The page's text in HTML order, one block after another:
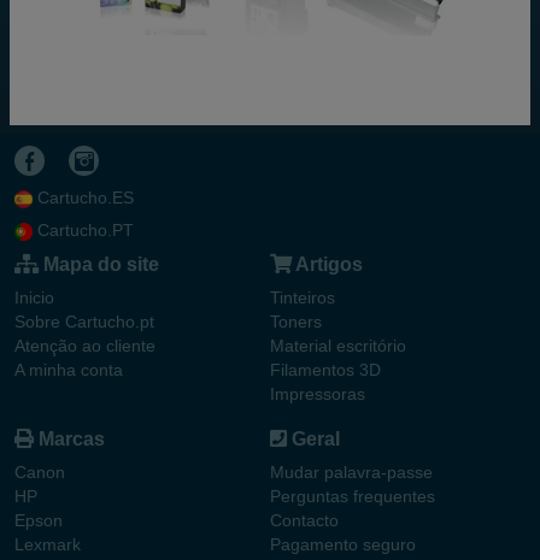
Cartucho.ES
Cartucho.PT
Mapa do site
Inicio
Sobre Cartucho.pt
Atenção ao cliente
A minha conta
Artigos
Tinteiros
Toners
Material escritório
Filamentos 3D
Impressoras
Marcas
Canon
HP
Epson
Lexmark
Geral
Mudar palavra-passe
Perguntas frequentes
Contacto
Pagamento seguro